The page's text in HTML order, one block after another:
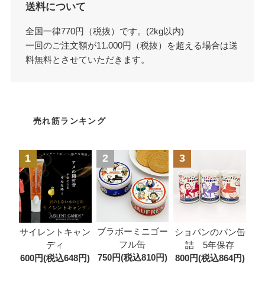
送料について
全国一律770円（税抜）です。(2kg以内)
一回のご注文額が11.000円（税抜）を超える場合は送
料無料とさせていただきます。
売れ筋ランキング
1
サイレントキャン
ディ
600円(税込648円)
2
ブラボーミニゴー
フル缶
750円(税込810円)
3
ショパンのパン缶
詰 5年保存
800円(税込864円)